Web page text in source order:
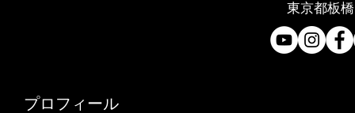
東京都板
プロフィール